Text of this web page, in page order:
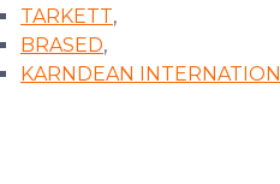
TARKETT,
BRASED,
KARNDEAN